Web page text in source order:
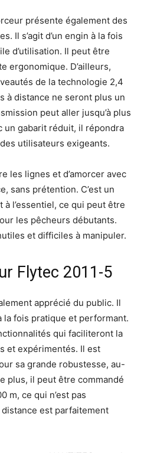
présente également des
Il s’agit d’un engin à la fois
d’utilisation. Il peut être
ergonomique. D’ailleurs,
de la technologie 2,4
à distance ne seront plus un
peut aller jusqu’à plus
un gabarit réduit, il répondra
utilisateurs exigeants.
les lignes et d’amorcer avec
sans prétention. C’est un
l’essentiel, ce qui peut être
les pêcheurs débutants.
et difficiles à manipuler.
Flytec 2011-5
apprécié du public. Il
à la fois pratique et performant.
qui faciliteront la
et expérimentés. Il est
sa grande robustesse, au-
plus, il peut être commandé
m, ce qui n’est pas
est parfaitement